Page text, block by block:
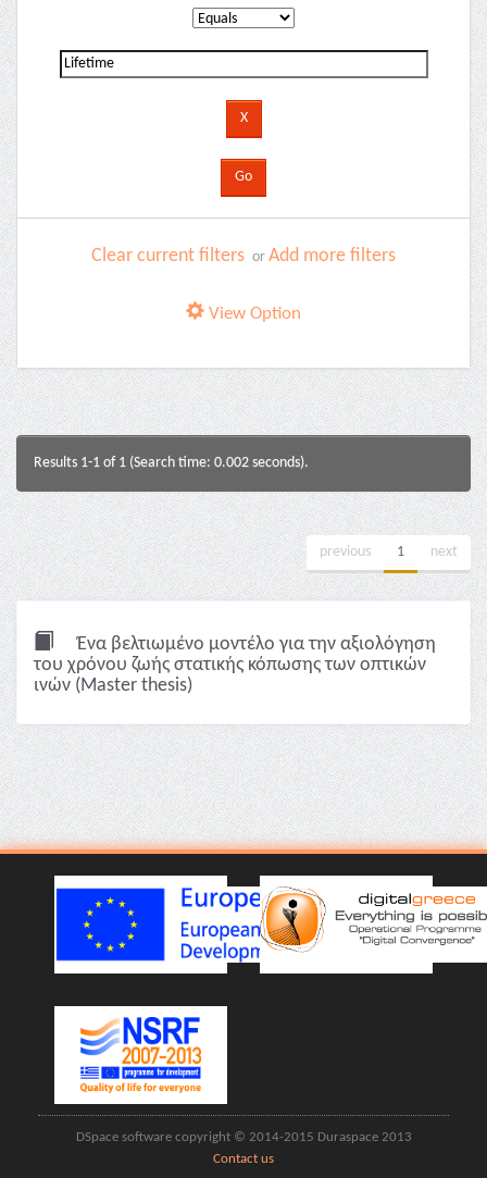
Clear current filters or Add more filters
View Option
Results 1-1 of 1 (Search time: 0.002 seconds).
previous 1 next
Ένα βελτιωμένο μοντέλο για την αξιολόγηση
του χρόνου ζωής στατικής κόπωσης των οπτικών
ινών (Master thesis)
DSpace software copyright © 2014-2015 Duraspace 2013
Contact us